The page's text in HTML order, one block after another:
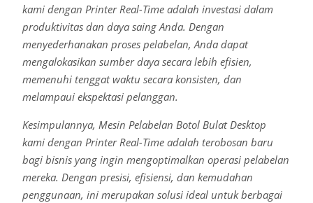
kami dengan Printer Real-Time adalah investasi dalam
produktivitas dan daya saing Anda. Dengan
menyederhanakan proses pelabelan, Anda dapat
mengalokasikan sumber daya secara lebih efisien,
memenuhi tenggat waktu secara konsisten, dan
melampaui ekspektasi pelanggan.
Kesimpulannya, Mesin Pelabelan Botol Bulat Desktop
kami dengan Printer Real-Time adalah terobosan baru
bagi bisnis yang ingin mengoptimalkan operasi pelabelan
mereka. Dengan presisi, efisiensi, dan kemudahan
penggunaan, ini merupakan solusi ideal untuk berbagai